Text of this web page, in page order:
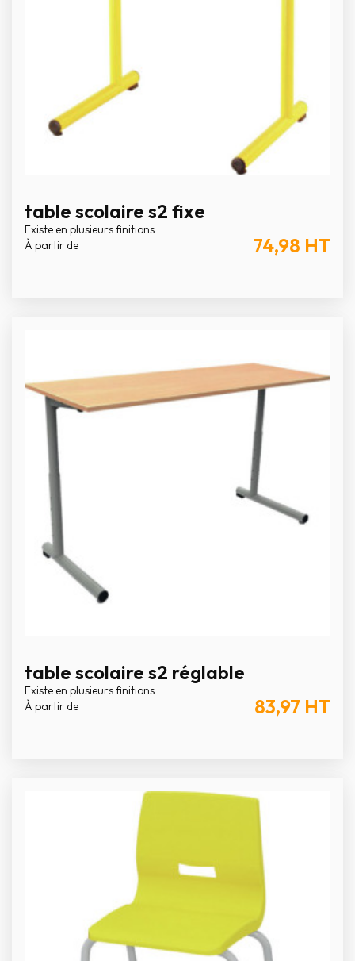
table scolaire s2 fixe
Existe en plusieurs finitions
À partir de
74,98 HT
table scolaire s2 réglable
Existe en plusieurs finitions
À partir de
83,97 HT